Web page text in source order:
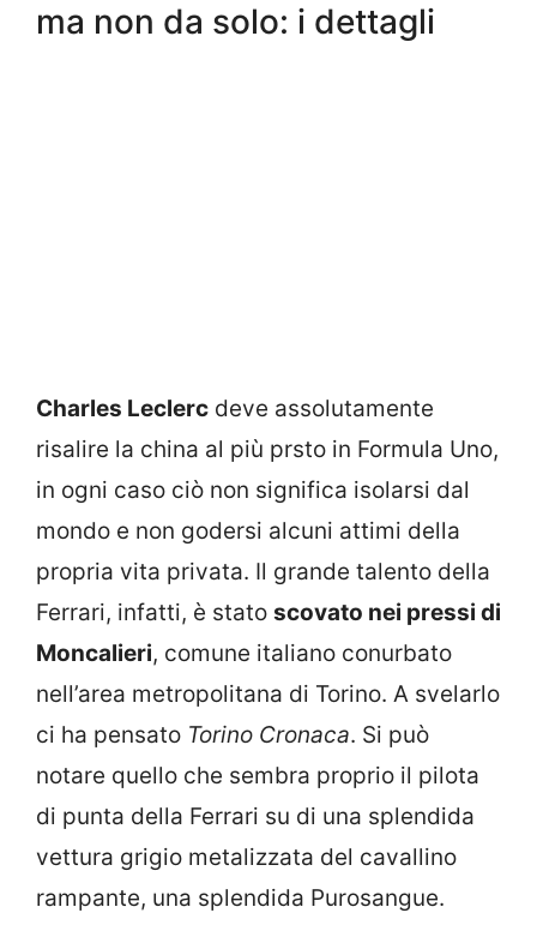
ma non da solo: i dettagli
Charles Leclerc deve assolutamente
risalire la china al più prsto in Formula Uno,
in ogni caso ciò non significa isolarsi dal
mondo e non godersi alcuni attimi della
propria vita privata. Il grande talento della
Ferrari, infatti, è stato scovato nei pressi di
Moncalieri, comune italiano conurbato
nell’area metropolitana di Torino. A svelarlo
ci ha pensato Torino Cronaca. Si può
notare quello che sembra proprio il pilota
di punta della Ferrari su di una splendida
vettura grigio metalizzata del cavallino
rampante, una splendida Purosangue.